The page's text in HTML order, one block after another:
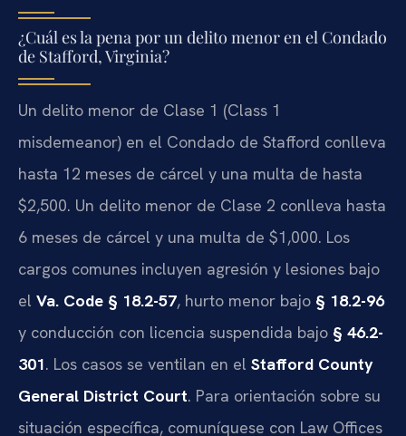
¿Cuál es la pena por un delito menor en el Condado
de Stafford, Virginia?
Un delito menor de Clase 1 (Class 1
misdemeanor) en el Condado de Stafford conlleva
hasta 12 meses de cárcel y una multa de hasta
$2,500. Un delito menor de Clase 2 conlleva hasta
6 meses de cárcel y una multa de $1,000. Los
cargos comunes incluyen agresión y lesiones bajo
el Va. Code § 18.2-57, hurto menor bajo § 18.2-96
y conducción con licencia suspendida bajo § 46.2-
301. Los casos se ventilan en el Stafford County
General District Court. Para orientación sobre su
situación específica, comuníquese con Law Offices